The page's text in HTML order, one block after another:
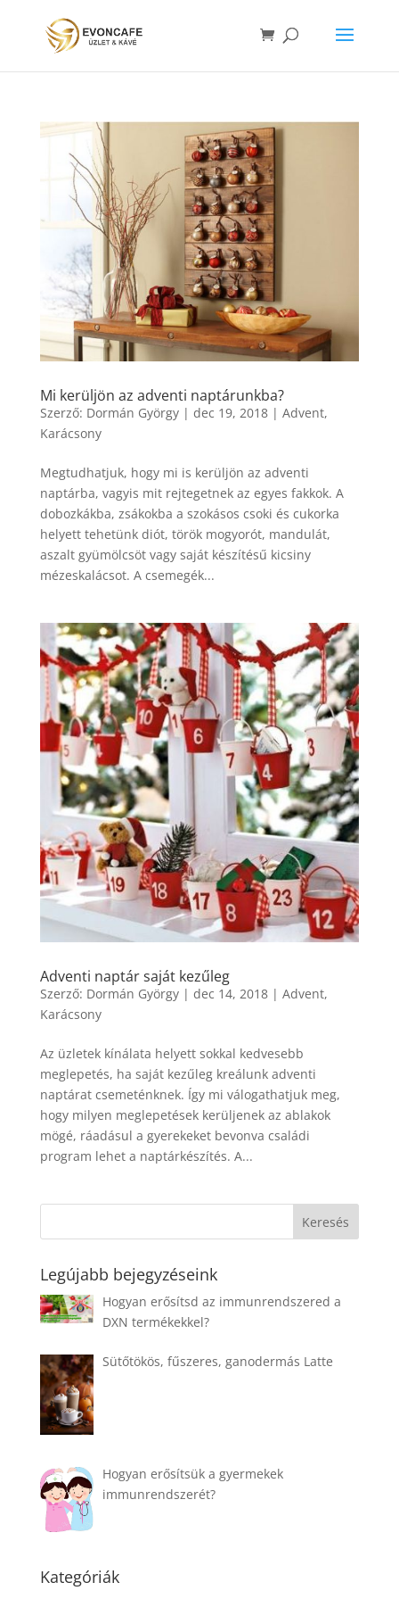
Mi kerüljön az adventi naptárunkba?
Szerző: Dormán György| dec 19, 2018| Advent,
Karácsony
Megtudhatjuk, hogy mi is kerüljön az adventi
naptárba, vagyis mit rejtegetnek az egyes fakkok. A
dobozkákba, zsákokba a szokásos csoki és cukorka
helyett tehetünk diót, török mogyorót, mandulát,
aszalt gyümölcsöt vagy saját készítésű kicsiny
mézeskalácsot. A csemegék...
Adventi naptár saját kezűleg
Szerző: Dormán György| dec 14, 2018| Advent,
Karácsony
Az üzletek kínálata helyett sokkal kedvesebb
meglepetés, ha saját kezűleg kreálunk adventi
naptárat csemeténknek. Így mi válogathatjuk meg,
hogy milyen meglepetések kerüljenek az ablakok
mögé, ráadásul a gyerekeket bevonva családi
program lehet a naptárkészítés. A...
Legújabb bejegyzéseink
Hogyan erősítsd az immunrendszered a
DXN termékekkel?
Sütőtökös, fűszeres, ganodermás Latte
Hogyan erősítsük a gyermekek
immunrendszerét?
Kategóriák